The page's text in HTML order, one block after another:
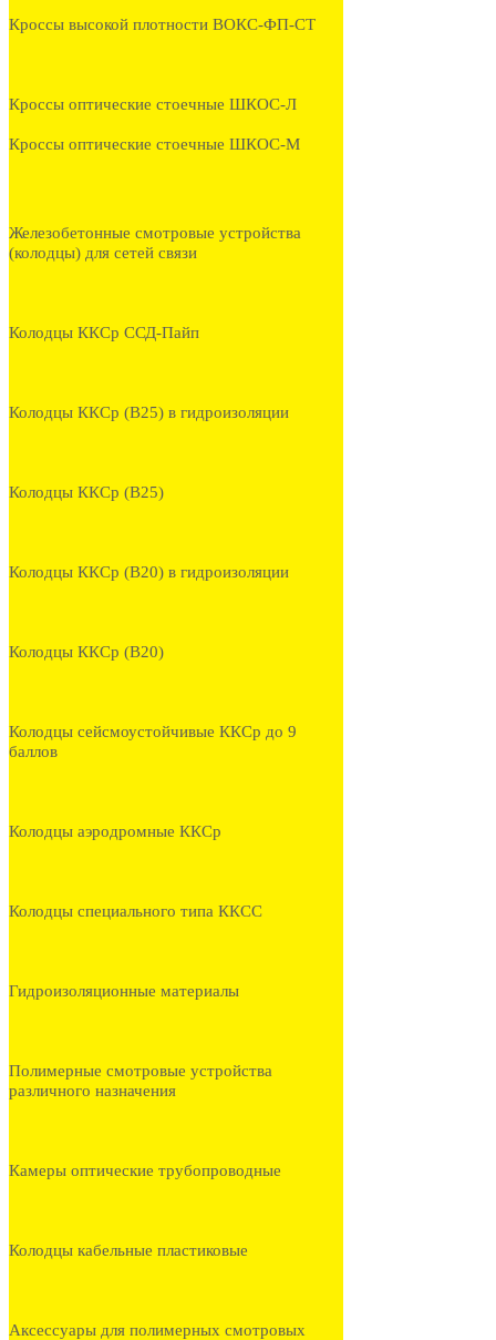
Кроссы высокой плотности ВОКС-ФП-СТ
Кроссы оптические стоечные ШКОС-Л
Кроссы оптические стоечные ШКОС-М
Железобетонные смотровые устройства
(колодцы) для сетей связи
Колодцы ККСр ССД-Пайп
Колодцы ККСр (В25) в гидроизоляции
Колодцы ККСр (В25)
Колодцы ККСр (В20) в гидроизоляции
Колодцы ККСр (В20)
Колодцы сейсмоустойчивые ККСр до 9
баллов
Колодцы аэродромные ККСр
Колодцы специального типа ККСС
Гидроизоляционные материалы
Полимерные смотровые устройства
различного назначения
Камеры оптические трубопроводные
Колодцы кабельные пластиковые
Аксессуары для полимерных смотровых